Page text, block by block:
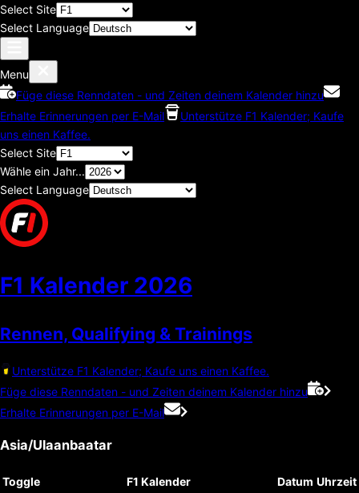
Select Site
Select Language
Menu
Füge diese Renndaten - und Zeiten deinem Kalender hinzu
Erhalte Erinnerungen per E-Mail
Unterstütze F1 Kalender; Kaufe
uns einen Kaffee.
Select Site
Wähle ein Jahr...
Select Language
F1 Kalender 2026
Rennen, Qualifying & Trainings
Unterstütze F1 Kalender; Kaufe uns einen Kaffee.
Füge diese Renndaten - und Zeiten deinem Kalender hinzu
Erhalte Erinnerungen per E-Mail
Asia/Ulaanbaatar
Toggle F1 Kalender Datum Uhrzeit